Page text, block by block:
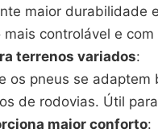
maior durabilidade
controlável e
terrenos variados:
os pneus se
de rodovias. Útil
maior conforto: